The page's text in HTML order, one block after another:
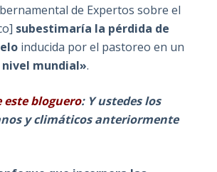
de Expertos sobre el
subestimaría la pérdida de
inducida por el pastoreo en un
nivel mundial».
este bloguero: Y ustedes los
y climáticos anteriormente